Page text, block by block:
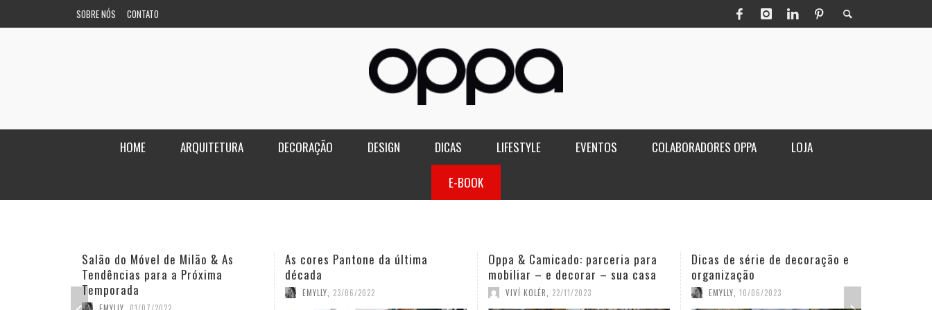
SOBRE NÓS CONTATO
HOME ARQUITETURA DECORAÇÃO DESIGN DICAS LIFESTYLE EVENTOS COLABORADORES OPPA LOJA
E-BOOK
Salão do Móvel de Milão & As
Tendências para a Próxima
Temporada
As cores Pantone da última
década
EMYLLY 23/06/2022
Oppa & Camicado: parceria para
mobiliar – e decorar – sua casa
VIVÍ KOLÉR 22/11/2023
Dicas de série de decoração e
organização
EMYLLY 10/06/2023